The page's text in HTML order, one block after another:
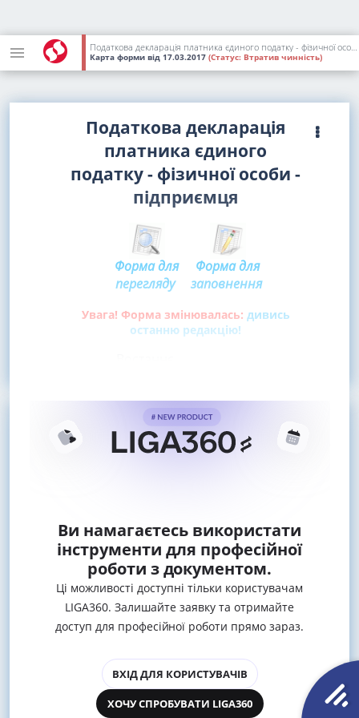
Податкова декларація платника єдиного податку - фізичної особи - підприємця [квартальна: III кв. 2017 р. - IV кв. 2020 р.; річна: 2018 р. - 2020 р.]
Карта форми від 17.03.2017 (Статус: Втратив чинність)
Податкова декларація
платника єдиного
податку - фізичної особи -
підприємця
Форма для
перегляду
Форма для
заповнення
Увага! Форма змінювалась: дивись
останню редакцію!
Ви намагаєтесь використати
інструменти для професійної
роботи з документом.
Ці можливості доступні тільки користувачам
LIGA360. Залишайте заявку та отримайте
доступ для професійної роботи прямо зараз.
ВХІД ДЛЯ КОРИСТУВАЧІВ
ХОЧУ СПРОБУВАТИ LIGA360